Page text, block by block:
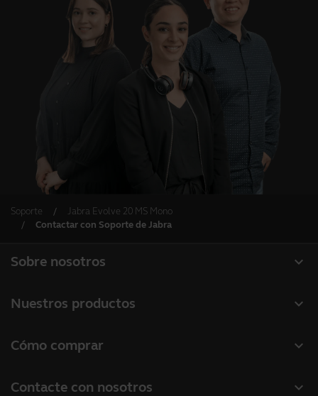
Soporte
Jabra Evolve 20 MS Mono
Contactar con Soporte de Jabra
expand_more
Sobre nosotros
Sostenibilidad
expand_more
Nuestros productos
Cámaras de conferencia
expand_more
Cómo comprar
expand_more
Contacte con nosotros